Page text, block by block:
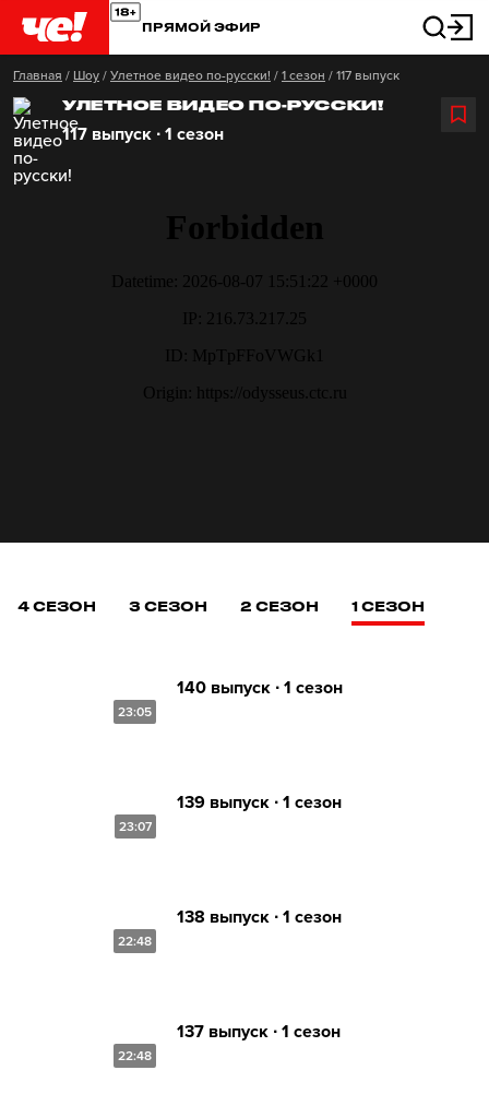
ПРЯМОЙ ЭФИР
Главная / Шоу / Улетное видео по-русски! / 1 сезон / 117 выпуск
УЛЕТНОЕ ВИДЕО ПО-РУССКИ!
117 выпуск ∙ 1 сезон
4 СЕЗОН 3 СЕЗОН 2 СЕЗОН 1 СЕЗОН
23:05
140 выпуск ∙ 1 сезон
23:07
139 выпуск ∙ 1 сезон
22:48
138 выпуск ∙ 1 сезон
22:48
137 выпуск ∙ 1 сезон